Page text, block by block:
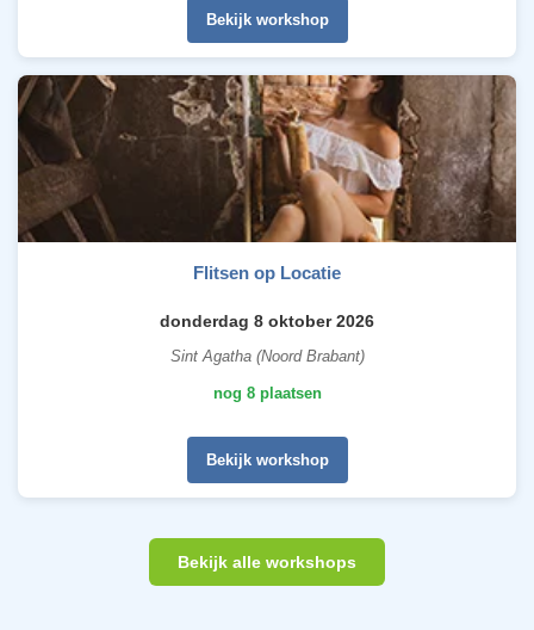
Bekijk workshop
Flitsen op Locatie
donderdag 8 oktober 2026
Sint Agatha (Noord Brabant)
nog 8 plaatsen
Bekijk workshop
Bekijk alle workshops